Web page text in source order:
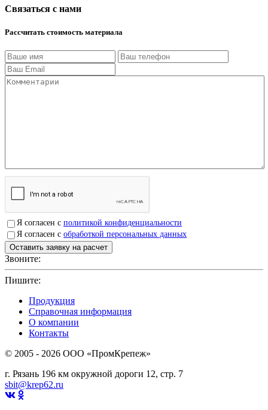
Связаться с нами
Рассчитать стоимость материала
Я согласен с политикой конфиденциальности
Я согласен с обработкой персональных данных
Звоните:
Пишите:
Продукция
Справочная информация
О компании
Контакты
© 2005 - 2026 OOO «ПромКрепеж»
г. Рязань 196 км окружной дороги 12, стр. 7
sbit@krep62.ru